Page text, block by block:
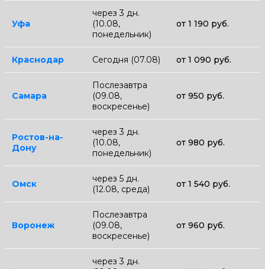
Уфа
через 3 дн.
(10.08,
понедельник)
от 1 190 руб.
Краснодар Сегодня (07.08) от 1 090 руб.
Самара
Послезавтра
(09.08,
воскресенье)
от 950 руб.
Ростов-на-
Дону
через 3 дн.
(10.08,
понедельник)
от 980 руб.
Омск
через 5 дн.
(12.08, среда)
от 1 540 руб.
Воронеж
Послезавтра
(09.08,
воскресенье)
от 960 руб.
через 3 дн.